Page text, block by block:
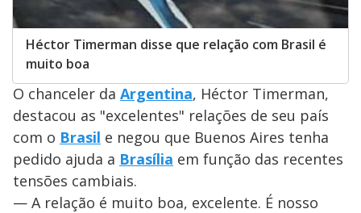
Héctor Timerman disse que relação com Brasil é
muito boa
O chanceler da Argentina, Héctor Timerman,
destacou as "excelentes" relações de seu país
com o Brasil e negou que Buenos Aires tenha
pedido ajuda a Brasília em função das recentes
tensões cambiais.
— A relação é muito boa, excelente. É nosso